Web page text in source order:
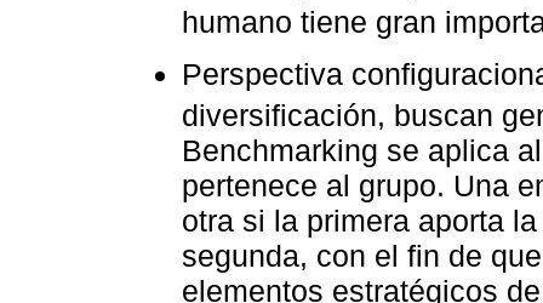
humano tiene gran
Perspectiva
diversificación, buscan
Benchmarking se aplica
pertenece al grupo. Una
otra si la primera aporta
segunda, con el fin de
elementos estratégicos